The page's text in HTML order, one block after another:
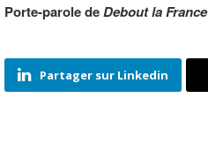
Porte-parole deDebout la France
Partager sur Linkedin